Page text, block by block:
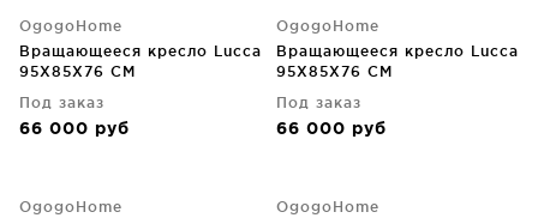
OgogoHome
Вращающееся кресло Lucca
95X85X76 CM
Под заказ
66 000 руб
OgogoHome
Вращающееся кресло Lucca
95X85X76 CM
Под заказ
66 000 руб
OgogoHome
OgogoHome